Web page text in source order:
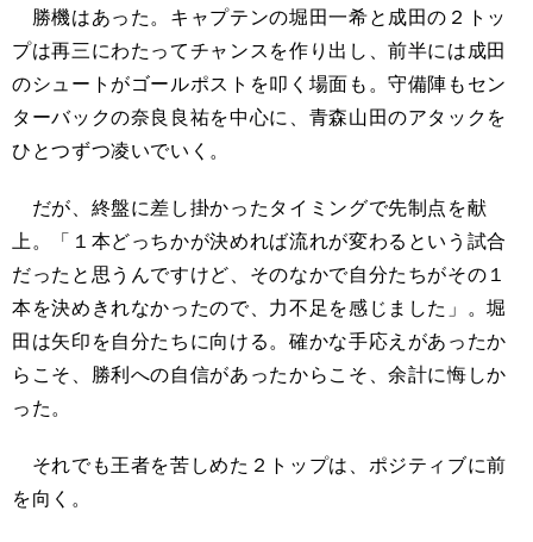
勝機はあった。キャプテンの堀田一希と成田の２トッ
プは再三にわたってチャンスを作り出し、前半には成田
のシュートがゴールポストを叩く場面も。守備陣もセン
ターバックの奈良良祐を中心に、青森山田のアタックを
ひとつずつ凌いでいく。
だが、終盤に差し掛かったタイミングで先制点を献
上。「１本どっちかが決めれば流れが変わるという試合
だったと思うんですけど、そのなかで自分たちがその１
本を決めきれなかったので、力不足を感じました」。堀
田は矢印を自分たちに向ける。確かな手応えがあったか
らこそ、勝利への自信があったからこそ、余計に悔しか
った。
それでも王者を苦しめた２トップは、ポジティブに前
を向く。